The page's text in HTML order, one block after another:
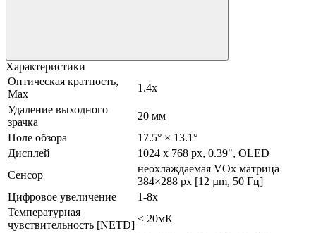
Характеристики
Оптическая кратность,
Max
1.4х
Удаление выходного
зрачка
20 мм
Поле обзора
17.5° × 13.1°
Дисплей
1024 x 768 px, 0.39", OLED
Сенсор
неохлаждаемая VOx матрица
384×288 px [12 µm, 50 Гц]
Цифровое увеличение
1-8х
Температурная
чувствительность [NETD]
≤ 20мК